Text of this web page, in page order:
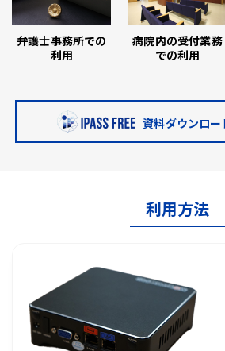
弁護士事務所での
利用
病院内の受付業務
での利用
資料ダウンロ
利用方法